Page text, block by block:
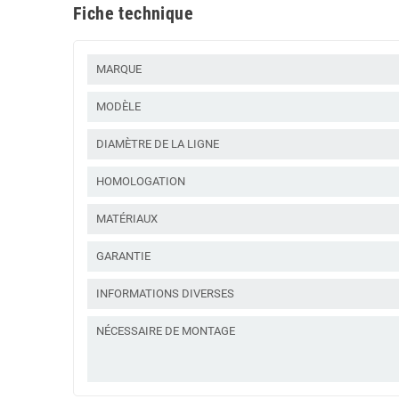
Fiche technique
MARQUE
MODÈLE
DIAMÈTRE DE LA LIGNE
HOMOLOGATION
MATÉRIAUX
GARANTIE
INFORMATIONS DIVERSES
NÉCESSAIRE DE MONTAGE